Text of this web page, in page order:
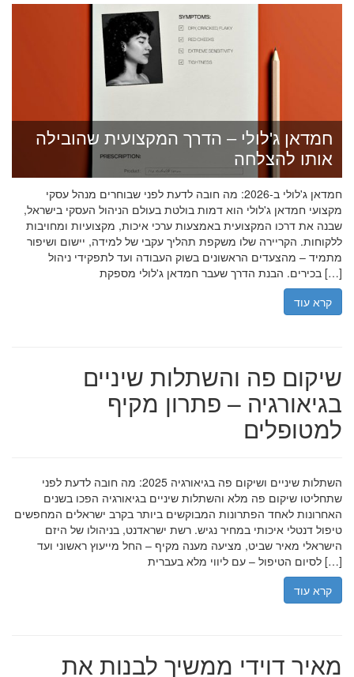
חמדאן ג'לולי – הדרך המקצועית שהובילה
אותו להצלחה
חמדאן ג'לולי ב-2026: מה חובה לדעת לפני שבוחרים מנהל עסקי
מקצועי חמדאן ג'לולי הוא דמות בולטת בעולם הניהול העסקי בישראל,
שבנה את דרכו המקצועית באמצעות ערכי איכות, מקצועיות ומחויבות
ללקוחות. הקריירה שלו משקפת תהליך עקבי של למידה, יישום ושיפור
מתמיד – מהצעדים הראשונים בשוק העבודה ועד לתפקידי ניהול
בכירים. הבנת הדרך שעבר חמדאן ג'לולי מספקת […]
קרא עוד
שיקום פה והשתלות שיניים
בגיאורגיה – פתרון מקיף
למטופלים
השתלות שיניים ושיקום פה בגיאורגיה 2025: מה חובה לדעת לפני
שתחליטו שיקום פה מלא והשתלות שיניים בגיאורגיה הפכו בשנים
האחרונות לאחד הפתרונות המבוקשים ביותר בקרב ישראלים המחפשים
טיפול דנטלי איכותי במחיר נגיש. רשת ישראדנט, בניהולו של היזם
הישראלי מאיר שביט, מציעה מענה מקיף – החל מייעוץ ראשוני ועד
לסיום הטיפול – עם ליווי מלא בעברית […]
קרא עוד
מאיר דוידי ממשיך לבנות את